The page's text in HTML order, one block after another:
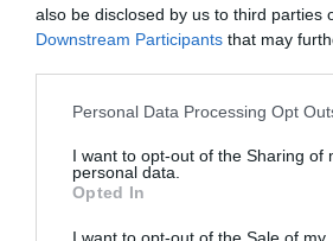
also be disclosed by us to third parties
Downstream Participants that may
Please note that this website/app uses
not limited to your visit or usage
grant or deny consent to Google and
use your data for below specified
consent section.
Personal Data Processing Opt
I want to opt-out of the Sharing of
personal data.
Opted In
hőmérséklet